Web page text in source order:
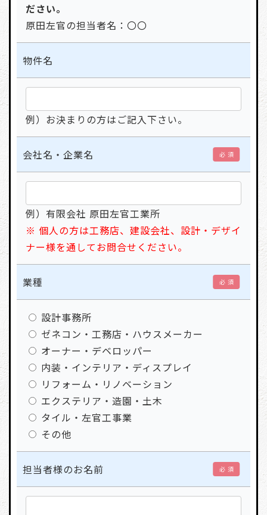
ださい。
原田左官の担当者名：〇〇
物件名
例）お決まりの方はご記入下さい。
会社名・企業名 必 須
例）有限会社 原田左官工業所
※ 個人の方は工務店、建設会社、設計・デザイ
ナー様を通してお問合せください。
業種 必 須
設計事務所
ゼネコン・工務店・ハウスメーカー
オーナー・デベロッパー
内装・インテリア・ディスプレイ
リフォーム・リノベーション
エクステリア・造園・土木
タイル・左官工事業
その他
担当者様のお名前 必 須